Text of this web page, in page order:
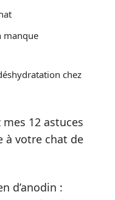
manque
chez
12 astuces
à votre chat de
d’anodin :